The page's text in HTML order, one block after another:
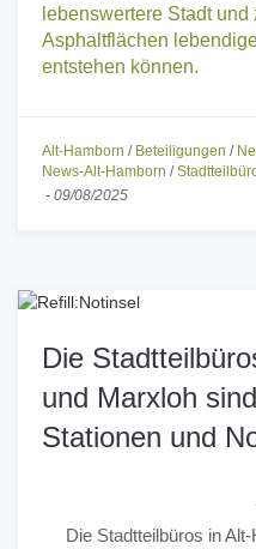
lebenswertere Stadt
Asphaltflächen
entstehen können.
Alt-Hamborn / Beteiligungen /
News-Alt-Hamborn /
- 09/08/2025
Die
und Marxloh
Stationen und
Die Stadtteilbüros in